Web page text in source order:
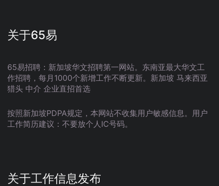
关于65易
65易招聘：新加坡华文招聘第一网站。东南亚最大华文工
作招聘，每月1000个新增工作不断更新。新加坡 马来西亚
猎头 中介 企业直招首选
按照新加坡PDPA规定，本网站不收集用户敏感信息。用户
工作简历建议：不要放个人IC号码。
关于工作信息发布